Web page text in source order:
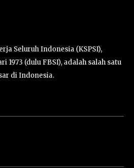
Seluruh Indonesia (KSPSI),
1973 (dulu FBSI), adalah salah satu
di Indonesia.